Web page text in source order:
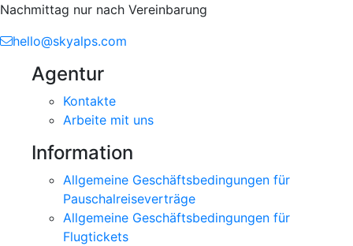
Nachmittag nur nach Vereinbarung
hello@skyalps.com
Agentur
Kontakte
Arbeite mit uns
Information
Allgemeine Geschäftsbedingungen für
Pauschalreiseverträge
Allgemeine Geschäftsbedingungen für
Flugtickets